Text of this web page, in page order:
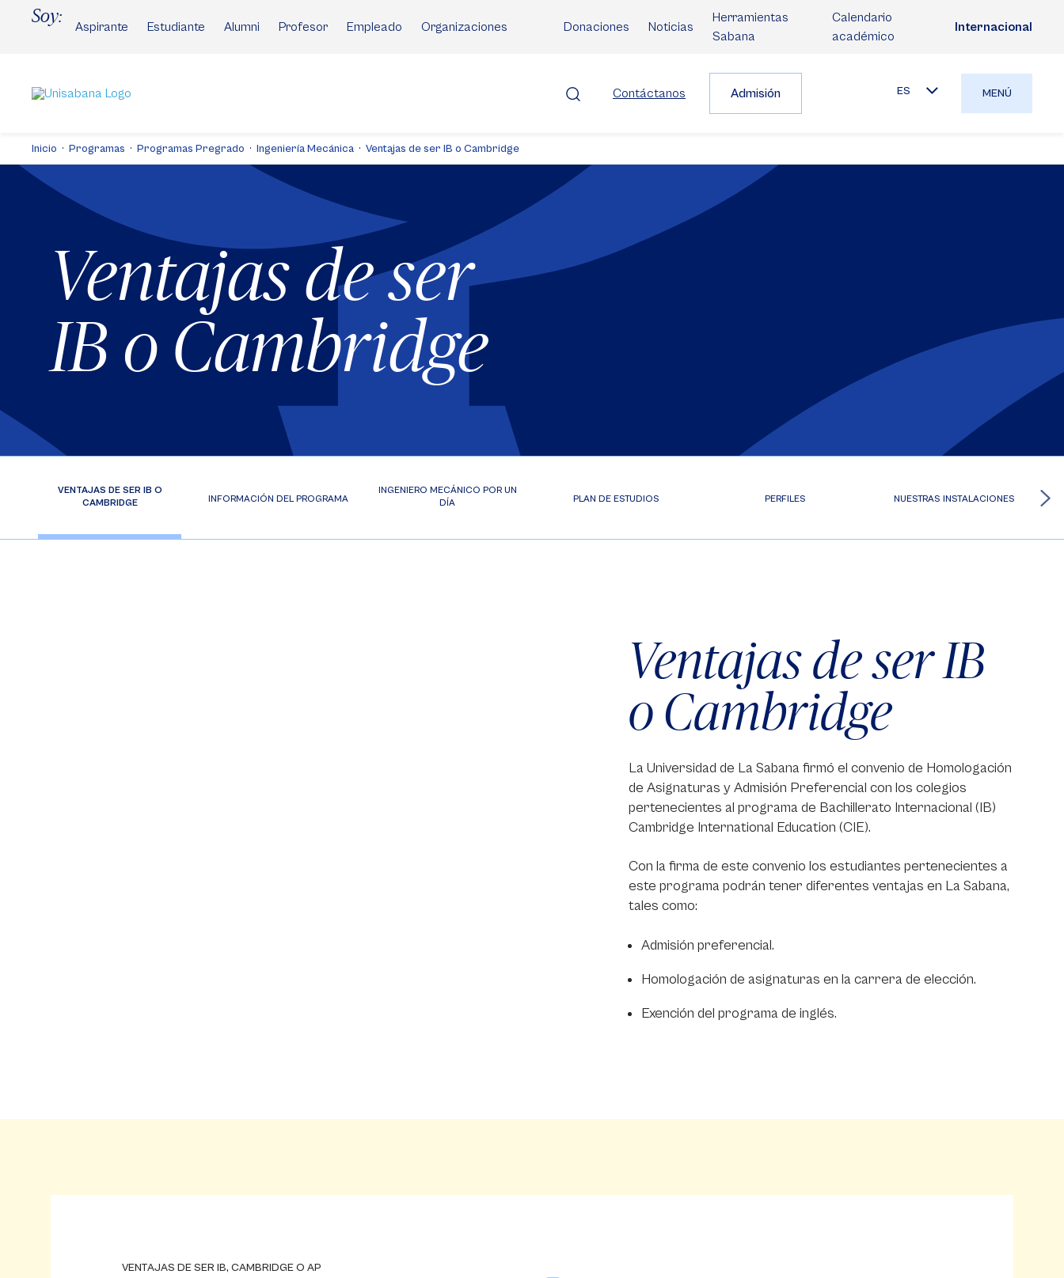
Soy:
Aspirante Estudiante Alumni Profesor Empleado Organizaciones Donaciones Noticias
Herramientas
Sabana
Calendario
académico
Internacional
Contáctanos Admisión ES MENÚ
Inicio Programas Programas Pregrado Ingeniería Mecánica Ventajas de ser IB o Cambridge
Ventajas de ser
IB o Cambridge
VENTAJAS DE SER IB O
CAMBRIDGE
INFORMACIÓN DEL PROGRAMA
INGENIERO MECÁNICO POR UN
DÍA
PLAN DE ESTUDIOS PERFILES NUESTRAS INSTALACIONES
Ventajas de ser IB
o Cambridge
La Universidad de La Sabana firmó el convenio de Homologación
de Asignaturas y Admisión Preferencial con los colegios
pertenecientes al programa de Bachillerato Internacional (IB)
Cambridge International Education (CIE).
Con la firma de este convenio los estudiantes pertenecientes a
este programa podrán tener diferentes ventajas en La Sabana,
tales como:
Admisión preferencial.
Homologación de asignaturas en la carrera de elección.
Exención del programa de inglés.
VENTAJAS DE SER IB, CAMBRIDGE O AP